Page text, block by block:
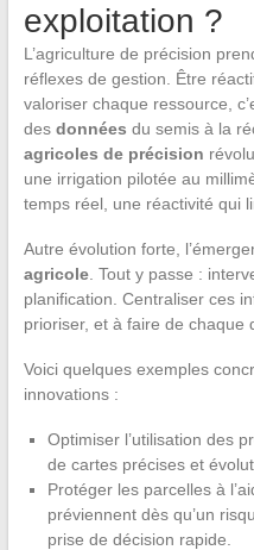
exploitation ?
L’agriculture de précision
réflexes de gestion. Être
valoriser chaque ressource,
des données du semis à la
agricoles de précision
une irrigation pilotée au
temps réel, une réactivité qui
Autre évolution forte,
agricole. Tout y passe :
planification. Centraliser ces
prioriser, et à faire de chaque
Voici quelques exemples
innovations :
Optimiser l’utilisation des
de cartes précises et
Protéger les parcelles à
préviennent dès qu’un
prise de décision rapide.